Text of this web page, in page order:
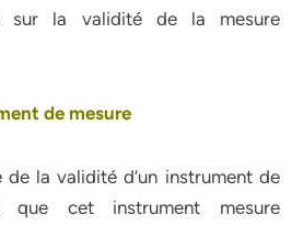
sur la validité de la mesure
de mesure
la validité d’un instrument de
cet instrument mesure